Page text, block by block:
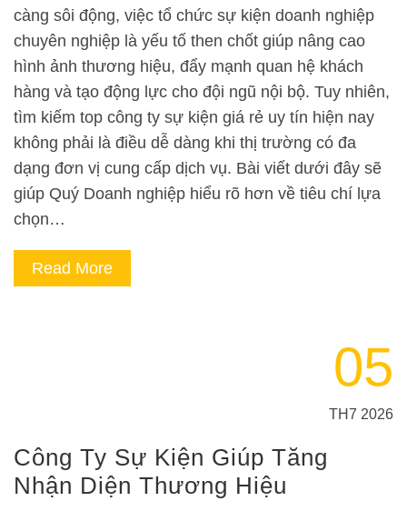
càng sôi động, việc tổ chức sự kiện doanh nghiệp
chuyên nghiệp là yếu tố then chốt giúp nâng cao
hình ảnh thương hiệu, đẩy mạnh quan hệ khách
hàng và tạo động lực cho đội ngũ nội bộ. Tuy nhiên,
tìm kiếm top công ty sự kiện giá rẻ uy tín hiện nay
không phải là điều dễ dàng khi thị trường có đa
dạng đơn vị cung cấp dịch vụ. Bài viết dưới đây sẽ
giúp Quý Doanh nghiệp hiểu rõ hơn về tiêu chí lựa
chọn…
Read More
05
TH7 2026
Công Ty Sự Kiện Giúp Tăng
Nhận Diện Thương Hiệu